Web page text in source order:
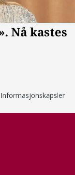
Informasjonskapsler